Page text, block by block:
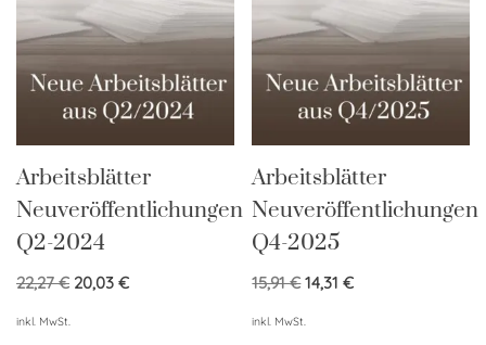
Arbeitsblätter
Neuveröffentlichungen
Q2-2024
22,27€ 20,03 €
inkl. MwSt.
Arbeitsblätter
Neuveröffentlichungen
Q4-2025
15,91€ 14,31€
inkl. MwSt.